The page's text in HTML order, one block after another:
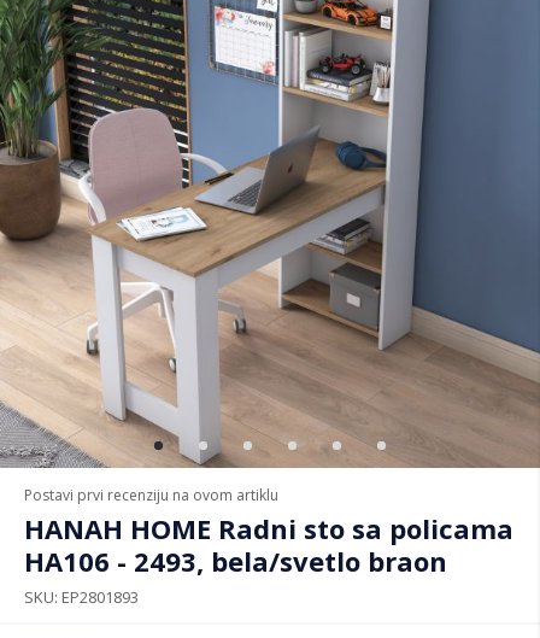
Postavi prvi recenziju na ovom artiklu
HANAH HOME Radni sto sa policama
HA106 - 2493, bela/svetlo braon
SKU EP2801893